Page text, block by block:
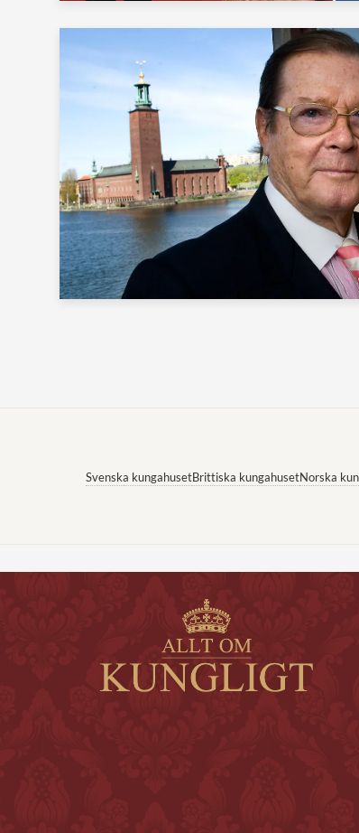
Svenska kungahusetBrittiska kungahusetNorska